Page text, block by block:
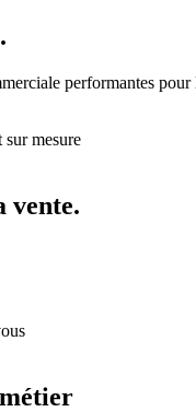
performantes
mesure
vente.